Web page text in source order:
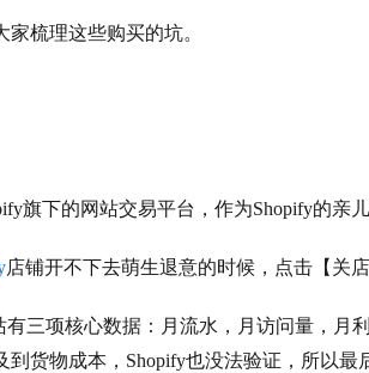
家梳理这些购买的坑。
旗下的网站交易平台，作为Shopify的亲
店铺开不下去萌生退意的时候，点击【关
有三项核心数据：月流水，月访问量，月
到货物成本，Shopify也没法验证，所以